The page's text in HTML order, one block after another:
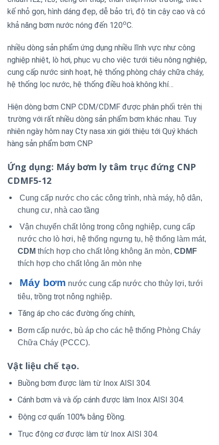
kế nhỏ gọn, hình dáng đẹp, dễ bảo trì, độ tin cậy cao và có
khả năng bơm nước nóng đến 120oC.
nhiều dòng sản phẩm ứng dụng nhiều lĩnh vực như công
nghiệp nhiệt, lò hơi, phục vụ cho việc tưới tiêu nông nghiệp,
cung cấp nước sinh hoạt, hệ thống phòng cháy chữa cháy,
hệ thống lọc nước, hệ thống điều hoà không khí…
Hiện dòng bơm CNP CDM/CDMF được phân phối trên thị
trường với rất nhiều dòng sản phẩm bơm khác nhau. Tuy
nhiên ngày hôm nay Cty nasa xin giới thiệu tới Quý khách
hàng sản phẩm bơm CNP
Ứng dụng: Máy bơm ly tâm trục đứng CNP
CDMF5-12
Cung cấp nước cho các công trình, nhà máy, hộ dân,
chung cư, nhà cao tầng
Vận chuyển chất lỏng trong công nghiệp, cung cấp
nước cho lò hơi, hệ thống ngưng tụ, hệ thống làm mát,
CDM thích hợp cho chất lỏng không ăn mòn, CDMF
thích hợp cho chất lỏng ăn mòn nhẹ
Máy bơm nước cung cấp nước cho thủy lợi, tưới
tiêu, trồng trọt nông nghiệp.
Tăng áp cho các đường ống chính,
Bơm cấp nước, bù áp cho các hệ thống Phòng Cháy
Chữa Cháy (PCCC).
Vật liệu chế tạo.
Buồng bơm được làm từ Inox AISI 304.
Cánh bơm và và ốp cánh được làm Inox AISI 304.
Động cơ quấn 100% bằng Đồng.
Trục động cơ được làm từ Inox AISI 304.